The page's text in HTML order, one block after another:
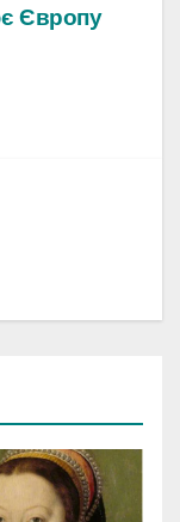
Європу